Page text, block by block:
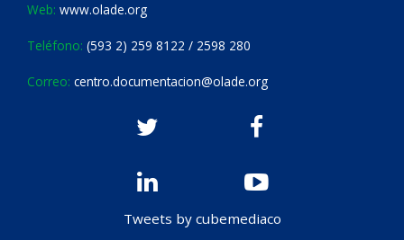
Web: www.olade.org
Teléfono: (593 2) 259 8122 / 2598 280
Correo: centro.documentacion@olade.org
Tweets by cubemediaco